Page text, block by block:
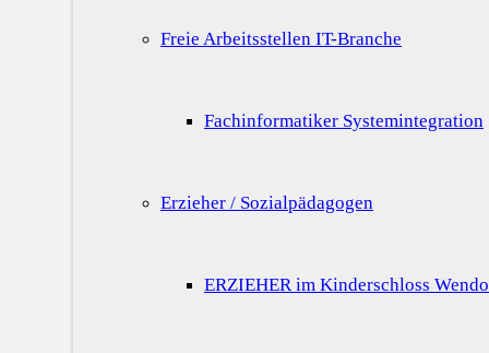
Freie Arbeitsstellen IT-Branche
Fachinformatiker Systemintegration
Erzieher / Sozialpädagogen
ERZIEHER im Kinderschloss